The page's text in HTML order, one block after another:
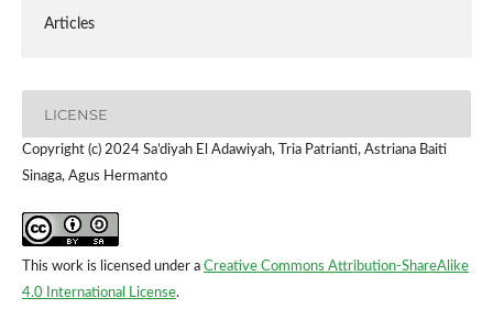
Articles
LICENSE
Copyright (c) 2024 Sa’diyah El Adawiyah, Tria Patrianti, Astriana Baiti
Sinaga, Agus Hermanto
This work is licensed under a Creative Commons Attribution-ShareAlike
4.0 International License.